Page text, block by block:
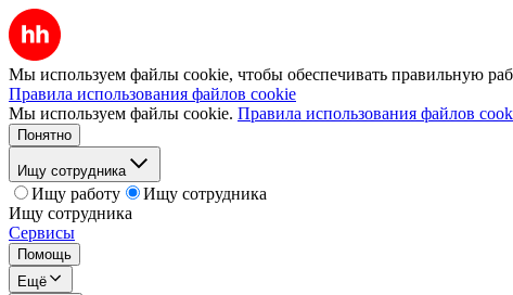
Мы используем файлы cookie, чтобы обеспечивать правильную
Правила использования файлов cookie
Мы используем файлы cookie. Правила использования файлов
Понятно
Ищу сотрудника
Ищу работу
Ищу сотрудника
Ищу сотрудника
Сервисы
Помощь
Ещё